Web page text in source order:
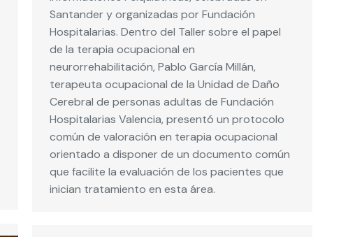
Santander y organizadas por Fundación
Hospitalarias. Dentro del Taller sobre el papel
de la terapia ocupacional en
neurorrehabilitación, Pablo García Millán,
terapeuta ocupacional de la Unidad de Daño
Cerebral de personas adultas de Fundación
Hospitalarias Valencia, presentó un protocolo
común de valoración en terapia ocupacional
orientado a disponer de un documento común
que facilite la evaluación de los pacientes que
inician tratamiento en esta área.